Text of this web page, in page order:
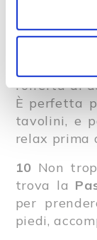
,
una
l’offerta di
È perfetta
tavolini, e
relax prima
10 Non
trova la
per
piedi,